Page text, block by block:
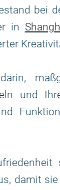
bei
in
und
damit